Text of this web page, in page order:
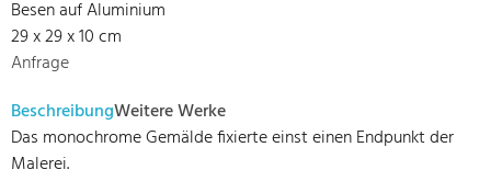
Besen auf Aluminium
29 x 29 x 10 cm
Anfrage
BeschreibungWeitere Werke
Das monochrome Gemälde fixierte einst einen Endpunkt der
Malerei.